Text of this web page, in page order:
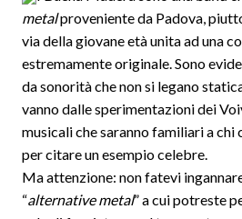
metalproveniente da Padova,
via della giovane età unita ad una
estremamente originale. Sono
da sonorità che non si legano
vanno dalle sperimentazioni dei
musicali che saranno familiari a chi
per citare un esempio celebre.
Ma attenzione: non fatevi
“alternative metal” a cui potreste